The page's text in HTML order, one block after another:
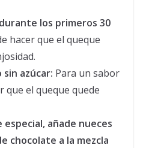
los primeros 30
hacer que el queque
sin azúcar: Para un sabor
que el queque quede
especial, añade nueces
chocolate a la mezcla